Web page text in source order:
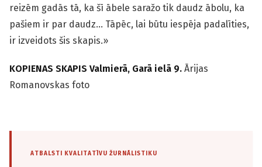
reizēm gadās tā, ka šī ābele saražo tik daudz ābolu, ka
pašiem ir par daudz… Tāpēc, lai būtu iespēja padalīties,
ir izveidots šis skapis.»
KOPIENAS SKAPIS Valmierā, Garā ielā 9. Ārijas
Romanovskas foto
ATBALSTI KVALITATĪVU ŽURNĀLISTIKU